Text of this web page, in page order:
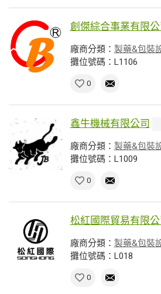
創傑綜合事業有限公
廠商分類： 製藥&包裝
攤位號碼：L1106
0
鑫牛機械有限公司
廠商分類： 製藥&包裝
攤位號碼：L1009
0
松紅國際貿易有限公
廠商分類： 製藥&包裝
攤位號碼：L018
0